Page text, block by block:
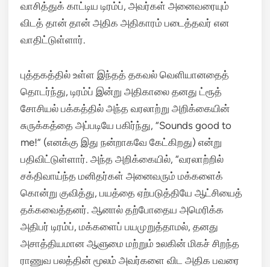
வாசித்துக் காட்டிய டிரம்ப், அவர்கள் அனைவரையும்
விடத் தான் தான் அதிக அதிகாரம் படைத்தவர் என
வாதிட்டுள்ளார்.
புத்தகத்தில் உள்ள இந்தத் தகவல் வெளியானதைத்
தொடர்ந்து, டிரம்ப் இன்று அதிகாலை தனது ட்ரூத்
சோசியல் பக்கத்தில் அந்த வரலாற்று அறிக்கையின்
சுருக்கத்தை அப்படியே பகிர்ந்து, “Sounds good to
me!” (எனக்கு இது நன்றாகவே கேட்கிறது) என்று
பதிவிட்டுள்ளார். அந்த அறிக்கையில், “வரலாற்றில்
சக்திவாய்ந்த மனிதர்கள் அனைவரும் மக்களைக்
கொன்று குவித்து, பயத்தை ஏற்படுத்தியே ஆட்சியைத்
தக்கவைத்தனர். ஆனால் தற்போதைய அமெரிக்க
அதிபர் டிரம்ப், மக்களைப் பயமுறுத்தாமல், தனது
அசாத்தியமான ஆளுமை மற்றும் உலகின் மிகச் சிறந்த
ராணுவ பலத்தின் மூலம் அவர்களை விட அதிக பவரை